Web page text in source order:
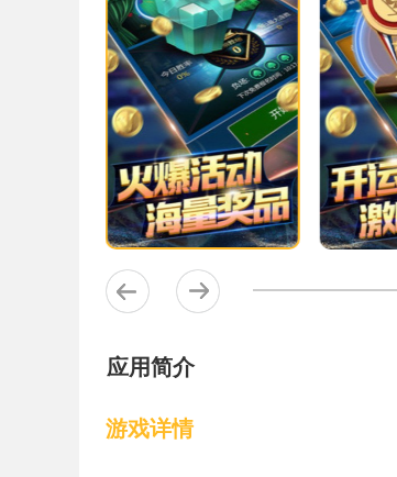
应用简介
游戏详情